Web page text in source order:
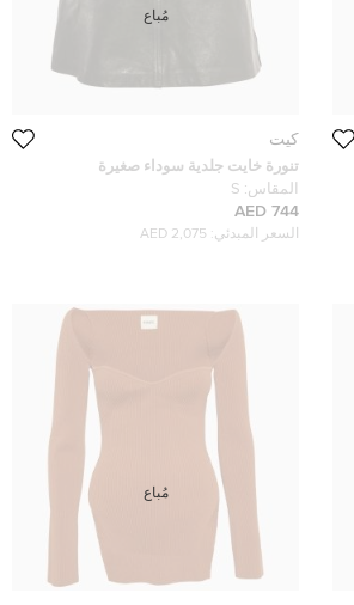
كيت
تنورة خايت جلدية سوداء صغيرة
المقاس: S
744 AED
السعر المبدئي: 2,075 AED
مُباع
مُباع